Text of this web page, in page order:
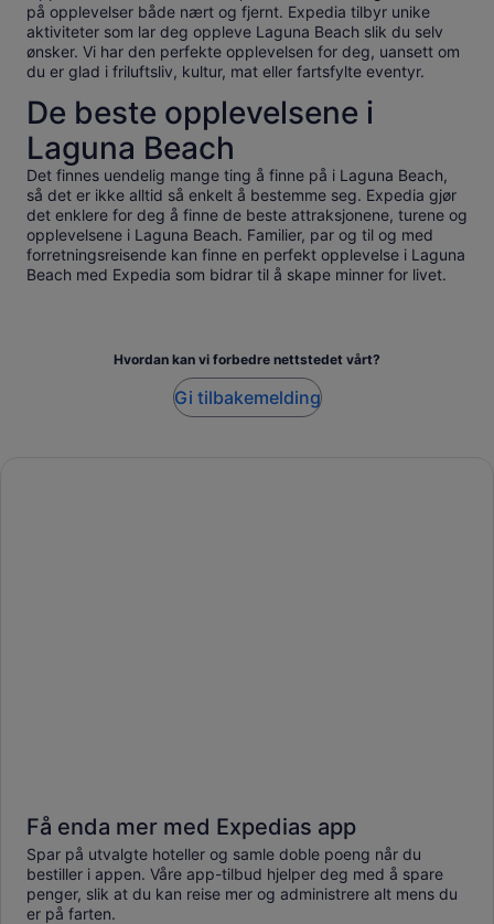
på opplevelser både nært og fjernt. Expedia tilbyr unike
aktiviteter som lar deg oppleve Laguna Beach slik du selv
ønsker. Vi har den perfekte opplevelsen for deg, uansett om
du er glad i friluftsliv, kultur, mat eller fartsfylte eventyr.
De beste opplevelsene i
Laguna Beach
Det finnes uendelig mange ting å finne på i Laguna Beach,
så det er ikke alltid så enkelt å bestemme seg. Expedia gjør
det enklere for deg å finne de beste attraksjonene, turene og
opplevelsene i Laguna Beach. Familier, par og til og med
forretningsreisende kan finne en perfekt opplevelse i Laguna
Beach med Expedia som bidrar til å skape minner for livet.
Hvordan kan vi forbedre nettstedet vårt?
Gi tilbakemelding
Få enda mer med Expedias app
Spar på utvalgte hoteller og samle doble poeng når du
bestiller i appen. Våre app-tilbud hjelper deg med å spare
penger, slik at du kan reise mer og administrere alt mens du
er på farten.